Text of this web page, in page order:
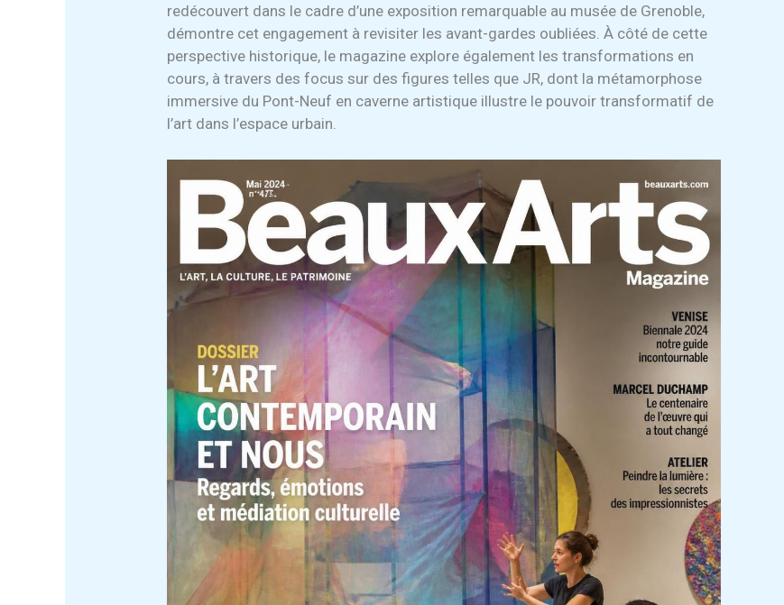
redécouvert dans le cadre d’une exposition remarquable au musée de Grenoble,
démontre cet engagement à revisiter les avant-gardes oubliées. À côté de cette
perspective historique, le magazine explore également les transformations en
cours, à travers des focus sur des figures telles que JR, dont la métamorphose
immersive du Pont-Neuf en caverne artistique illustre le pouvoir transformatif de
l’art dans l’espace urbain.